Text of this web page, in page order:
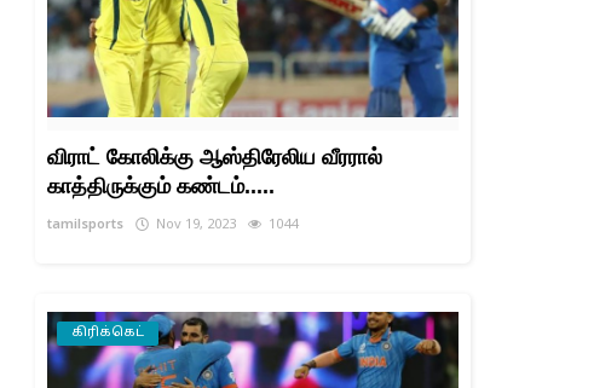
விராட் கோலிக்கு ஆஸ்திரேலிய வீரரால்
காத்திருக்கும் கண்டம்.....
tamilsports Nov 19, 2023 1044
கிரிக்கெட்